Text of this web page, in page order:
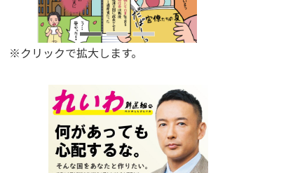
※クリックで拡大します。